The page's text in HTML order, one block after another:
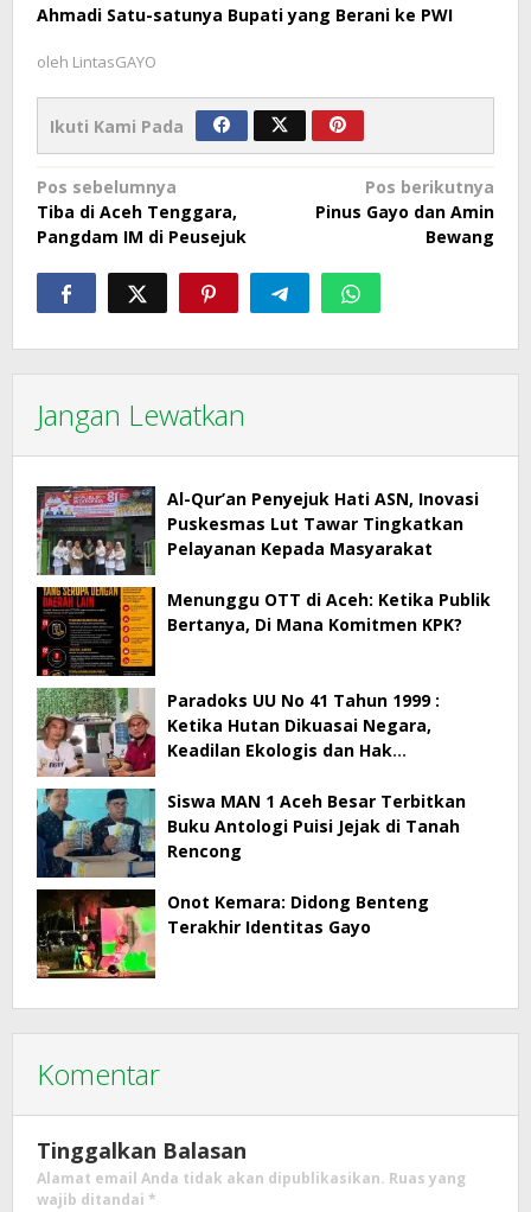
Ahmadi Satu-satunya Bupati yang Berani ke PWI
oleh LintasGAYO
Ikuti Kami Pada
Navigasi
pos
Pos sebelumnya
Tiba di Aceh Tenggara,
Pangdam IM di Peusejuk
Pos berikutnya
Pinus Gayo dan Amin
Bewang
Jangan Lewatkan
Al-Qur’an Penyejuk Hati ASN, Inovasi
Puskesmas Lut Tawar Tingkatkan
Pelayanan Kepada Masyarakat
Menunggu OTT di Aceh: Ketika Publik
Bertanya, Di Mana Komitmen KPK?
Paradoks UU No 41 Tahun 1999 :
Ketika Hutan Dikuasai Negara,
Keadilan Ekologis dan Hak
Siswa MAN 1 Aceh Besar Terbitkan
Buku Antologi Puisi Jejak di Tanah
Rencong
Onot Kemara: Didong Benteng
Terakhir Identitas Gayo
Komentar
Tinggalkan Balasan
Alamat email Anda tidak akan dipublikasikan. Ruas yang
wajib ditandai *